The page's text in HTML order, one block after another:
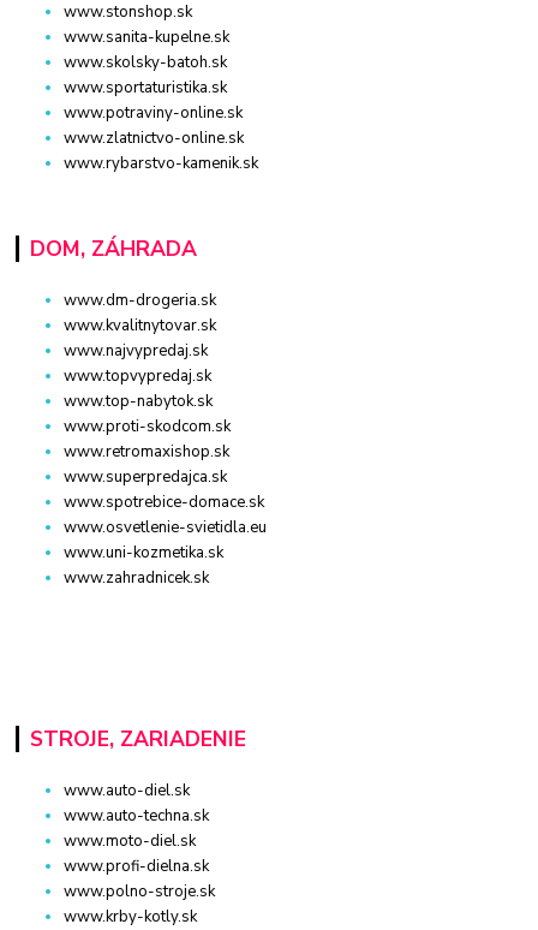
www.stonshop.sk
www.sanita-kupelne.sk
www.skolsky-batoh.sk
www.sportaturistika.sk
www.potraviny-online.sk
www.zlatnictvo-online.sk
www.rybarstvo-kamenik.sk
DOM, ZÁHRADA
www.dm-drogeria.sk
www.kvalitnytovar.sk
www.najvypredaj.sk
www.topvypredaj.sk
www.top-nabytok.sk
www.proti-skodcom.sk
www.retromaxishop.sk
www.superpredajca.sk
www.spotrebice-domace.sk
www.osvetlenie-svietidla.eu
www.uni-kozmetika.sk
www.zahradnicek.sk
STROJE, ZARIADENIE
www.auto-diel.sk
www.auto-techna.sk
www.moto-diel.sk
www.profi-dielna.sk
www.polno-stroje.sk
www.krby-kotly.sk